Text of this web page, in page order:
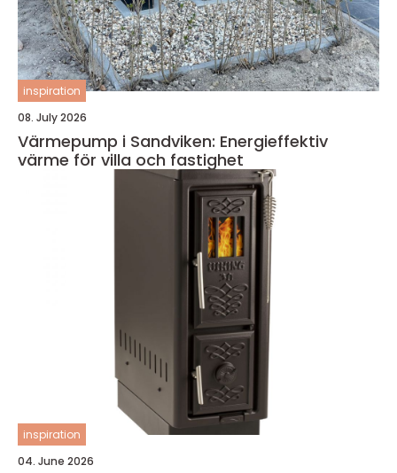
inspiration
08. July 2026
Värmepump i Sandviken: Energieffektiv
värme för villa och fastighet
inspiration
04. June 2026